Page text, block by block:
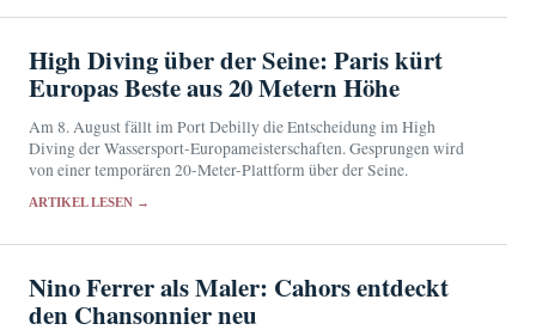
High Diving über der Seine: Paris kürt
Europas Beste aus 20 Metern Höhe
Am 8. August fällt im Port Debilly die Entscheidung im High
Diving der Wassersport-Europameisterschaften. Gesprungen wird
von einer temporären 20-Meter-Plattform über der Seine.
ARTIKEL LESEN →
Nino Ferrer als Maler: Cahors entdeckt
den Chansonnier neu